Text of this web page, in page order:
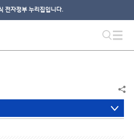
전자정부 누리집입니다.